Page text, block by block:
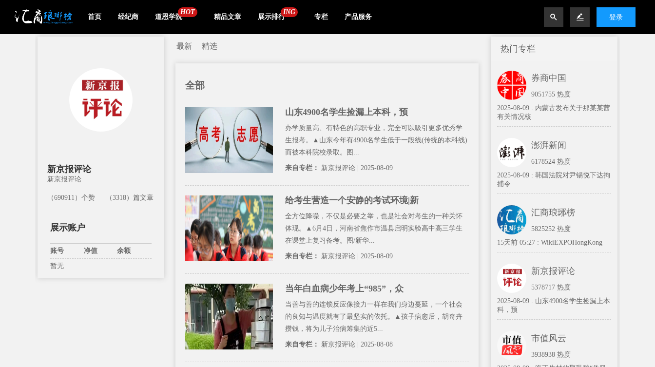
首页 经纪商 道恩学院
HOT
精品文章 展示排行
ING
专栏 产品服务   登录
新京报评论
新京报评论
（690911）个赞 （3318）篇文章
展示账户
账号 净值 余额
暂无
最新 精选
全部
山东4900名学生捡漏上本科，预
办学质量高、有特色的高职专业，完全可以吸引更多优秀学
生报考。▲山东今年有4900名学生低于一段线(传统的本科线)
而被本科院校录取。图...
来自专栏： 新京报评论 | 2025-08-09
给考生营造一个安静的考试环境|新
全方位降噪，不仅是必要之举，也是社会对考生的一种关怀
体现。▲6月4日，河南省焦作市温县启明实验高中高三学生
在课堂上复习备考。图/新华...
来自专栏： 新京报评论 | 2025-08-09
当年白血病少年考上“985”，众
当善与善的连锁反应像接力一样在我们身边蔓延，一个社会
的良知与温度就有了最坚实的依托。▲孩子病愈后，胡奇卉
攒钱，将为儿子治病筹集的近5...
来自专栏： 新京报评论 | 2025-08-08
热门专栏
券商中国
9051755 热度
2025-08-09 : 内蒙古发布关于那某某茜
有关情况核
澎湃新闻
6178524 热度
2025-08-09 : 韩国法院对尹锡悦下达拘
捕令
汇商琅琊榜
5825252 热度
15天前 05:27 : WikiEXPOHongKong
新京报评论
5378717 热度
2025-08-09 : 山东4900名学生捡漏上本
科，预
市值风云
3938938 热度